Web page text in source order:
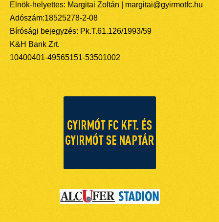
Elnök-helyettes: Margitai Zoltán | margitai@gyirmotfc.hu
Adószám:18525278-2-08
Bírósági bejegyzés: Pk.T.61.126/1993/59
K&H Bank Zrt.
10400401-49565151-53501002